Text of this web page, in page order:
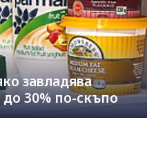
завладява
30% по-скъпо